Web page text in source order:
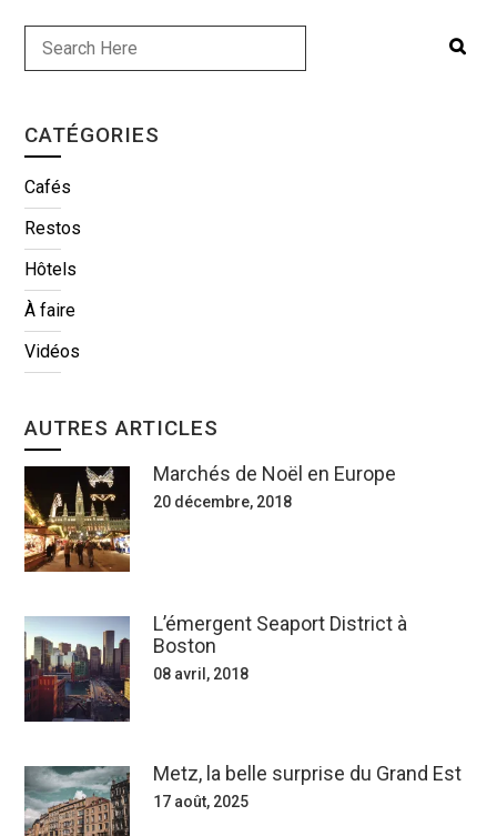
CATÉGORIES
Cafés
Restos
Hôtels
À faire
Vidéos
AUTRES ARTICLES
Marchés de Noël en Europe
20 décembre, 2018
L’émergent Seaport District à
Boston
08 avril, 2018
Metz, la belle surprise du Grand Est
17 août, 2025